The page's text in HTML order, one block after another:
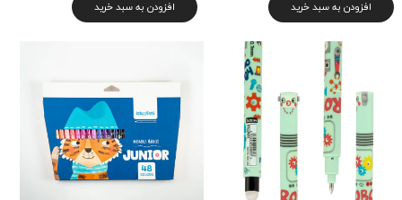
افزودن به سبد خرید افزودن به سبد خرید